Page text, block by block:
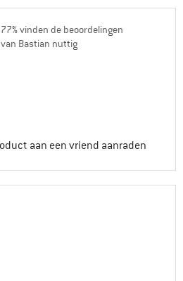
77% vinden de beoordelingen
van Bastian nuttig
aan een vriend aanraden